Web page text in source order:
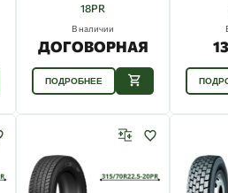
18PR
В наличии
ДОГОВОРНАЯ
ПОДРОБНЕЕ